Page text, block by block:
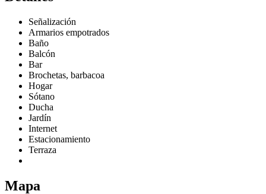
Señalización
Armarios empotrados
Baño
Balcón
Bar
Brochetas, barbacoa
Hogar
Sótano
Ducha
Jardín
Internet
Estacionamiento
Terraza
Mapa